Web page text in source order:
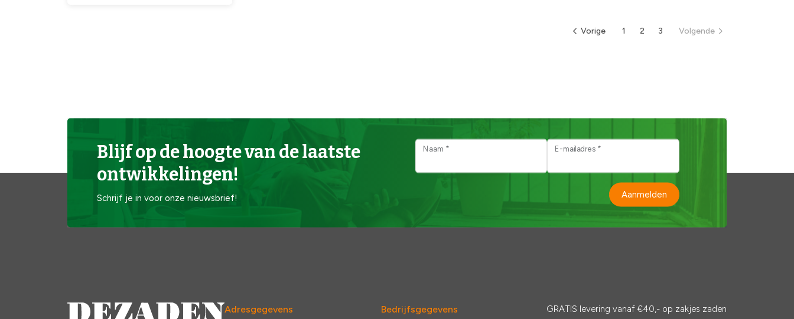
Vorige 1 2 3 Volgende
Blijf op de hoogte van de laatste
ontwikkelingen!
Schrijf je in voor onze nieuwsbrief!
Naam * E-mailadres *
Aanmelden
Adresgegevens Bedrijfsgegevens
GRATIS levering vanaf €40,- op zakjes zaden